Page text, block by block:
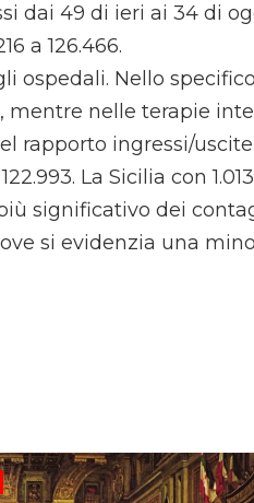
dai 49 di ieri ai 34 di
a 126.466.
ospedali. Nello
mentre nelle terapie
rapporto ingressi/uscite
La Sicilia con
significativo dei
si evidenzia una